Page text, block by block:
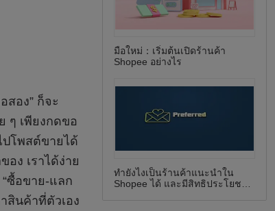
มือใหม่：เริ่มต้นเปิดร้านค้า
Shopee อย่างไร
ทำยังไงเป็นร้านค้าแนะนำใน
Shopee ได้ และมีสิทธิประโยชน์